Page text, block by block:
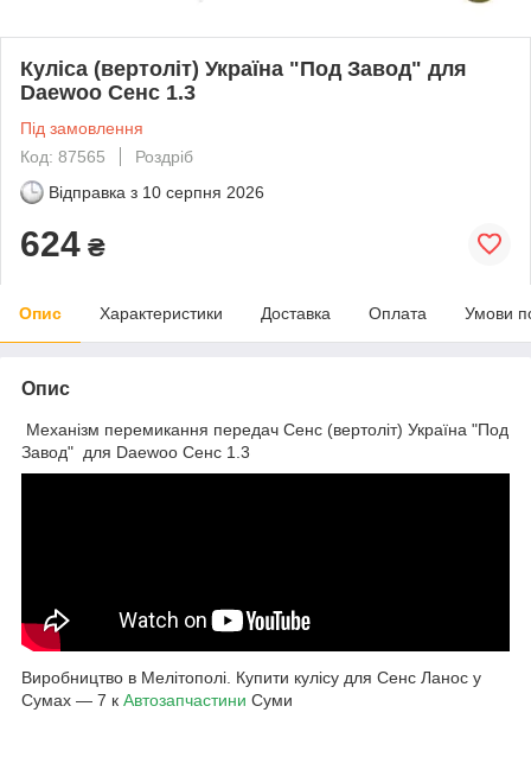
Куліса (вертоліт) Україна "Под Завод" для
Daewoo Сенс 1.3
Під замовлення
Код: 87565
Роздріб
Відправка з 10 серпня 2026
624 ₴
Опис Характеристики Доставка Оплата Умови
Опис
Механізм перемикання передач Сенс (вертоліт) Україна "Под
Завод" для Daewoo Сенс 1.3
Виробництво в Мелітополі. Купити кулісу для Сенс Ланос у
Сумах — 7 к Автозапчастини Суми